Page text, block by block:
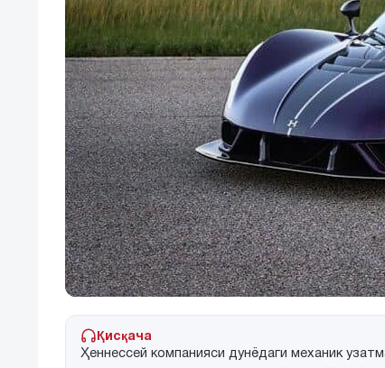
Қисқача
Ҳеннессей компанияси дунёдаги механик